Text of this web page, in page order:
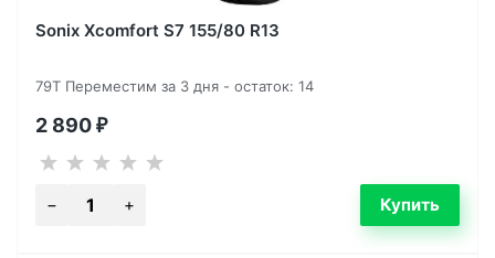
Sonix Xcomfort S7 155/80 R13
79T Переместим за 3 дня - остаток: 14
2 890 ₽